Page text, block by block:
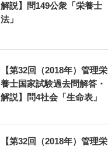
解説】問149公衆「栄養士
法」
【第32回（2018年）管理栄
養士国家試験過去問解答・
解説】問4社会「生命表」
【第32回（2018年）管理栄